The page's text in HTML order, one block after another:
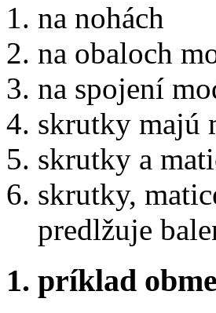
na nohách
na obaloch
na spojení
skrutky majú
skrutky a
skrutky,
predlžuje
1. príklad